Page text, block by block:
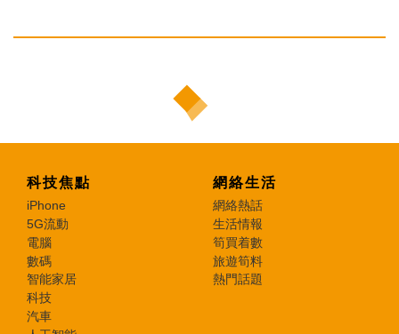
科技焦點
iPhone
5G流動
電腦
數碼
智能家居
科技
汽車
網絡生活
網絡熱話
生活情報
筍買着數
旅遊筍料
熱門話題